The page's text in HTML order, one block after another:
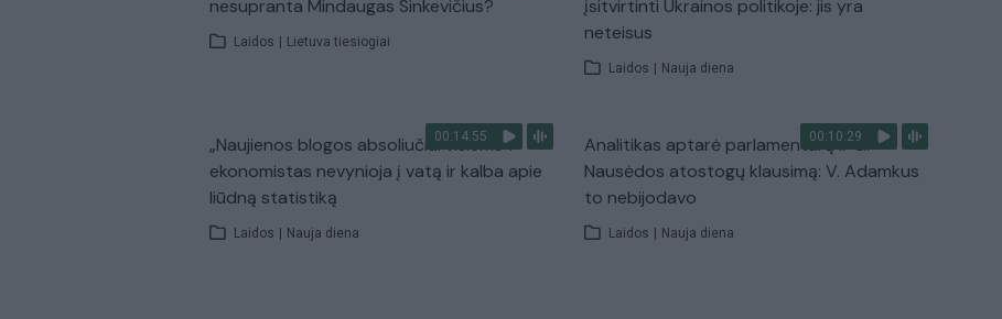
nesupranta Mindaugas Sinkevičius?
Laidos | Lietuva tiesiogiai
įsitvirtinti Ukrainos politikoje: jis yra
neteisus
Laidos | Nauja diena
00:14:55
„Naujienos blogos absoliučiai visiems“:
ekonomistas nevynioja į vatą ir kalba apie
liūdną statistiką
Laidos | Nauja diena
00:10:29
Analitikas aptarė parlamentarų ir G.
Nausėdos atostogų klausimą: V. Adamkus
to nebijodavo
Laidos | Nauja diena